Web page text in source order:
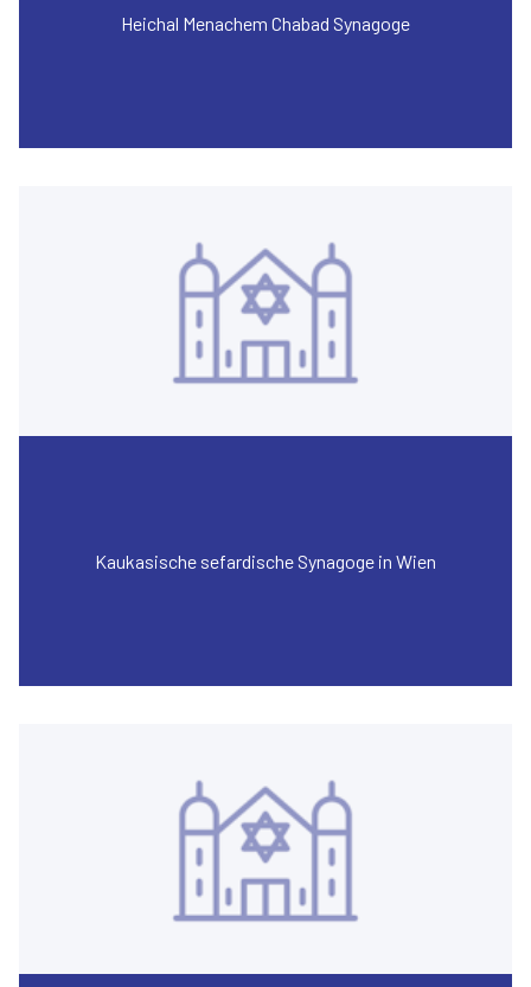
Heichal Menachem Chabad Synagoge
Kaukasische sefardische Synagoge in Wien